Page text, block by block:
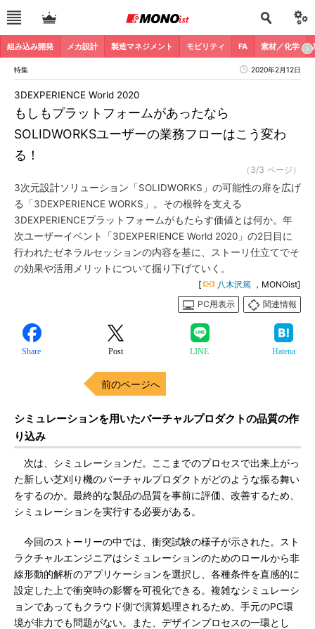
組み込み開発 メカ設計 製造マネジメント モビリティ FA 素材／化学
特集 2020年2月12日
もしもプラットフォームがあったなら
SOLIDWORKSユーザーの業務フローはこう変わ
る！
3DEXPERIENCE World 2020
（3/3 ページ）
3次元設計ソリューション「SOLIDWORKS」の可能性の扉を広げ
る「3DEXPERIENCE WORKS」。その根幹を支える
3DEXPERIENCEプラットフォームがもたらす価値とは何か。年
次ユーザーイベント「3DEXPERIENCE World 2020」の2日目に
行われたゼネラルセッションの内容を基に、ストーリ仕立てでそ
の効果や活用メリットについて掘り下げていく。
[ 八木沢篤 ，MONOist]
PC用表示
関連情報
Share Post LINE Hatena
前のページへ
シミュレーションを用いたバーチャルプロダクトの品質の作
り込み
次は、シミュレーションだ。ここまでのプロセスで出来上がっ
た新しい芝刈り機のバーチャルプロダクトがどのような振る舞い
をするのか。最終的な製品の品質を事前に評価、改善するため、
シミュレーションを実行する必要がある。
今回のストーリーの中では、衝突試験の様子が示された。スト
ラクチャルエンジニアはシミュレーションのためのロールから非
線形動的解析のアプリケーションを選択し、各種条件を直感的に
設定した上で衝突時の影響を可視化できる。複雑なシミュレーシ
ョンであってもクラウド側で演算処理されるため、手元のPC環
境が非力でも問題がない。また、デザインプロセスの一環とし